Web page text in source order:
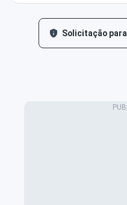
Solicitação